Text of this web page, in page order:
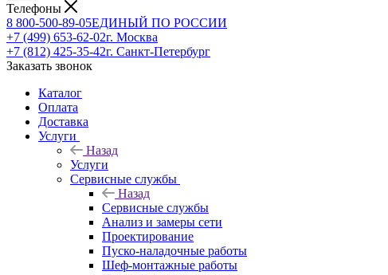
Телефоны
8 800-500-89-05ЕДИНЫЙ ПО РОССИИ
+7 (499) 653-62-02г. Москва
+7 (812) 425-35-42г. Санкт-Петербург
Заказать звонок
Каталог
Оплата
Доставка
Услуги
Назад
Услуги
Сервисные службы
Назад
Сервисные службы
Анализ и замеры сети
Проектирование
Пуско-наладочные работы
Шеф-монтажные работы